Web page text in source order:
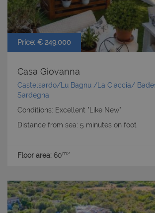
Price: € 249.000
Casa Giovanna
Castelsardo/Lu Bagnu /La Ciaccia/
Sardegna
Conditions: Excellent "Like New"
Distance from sea: 5 minutes on foot
Floor area: 60m2